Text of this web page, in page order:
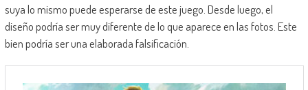
suya lo mismo puede esperarse de este juego. Desde luego, el
diseño podría ser muy diferente de lo que aparece en las fotos. Este
bien podría ser una elaborada falsificación.